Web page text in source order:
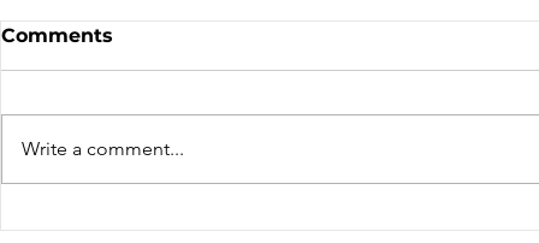
Sale - Moto Canada
Shows!
OPEN: ZONE
Comments
Write a comment...